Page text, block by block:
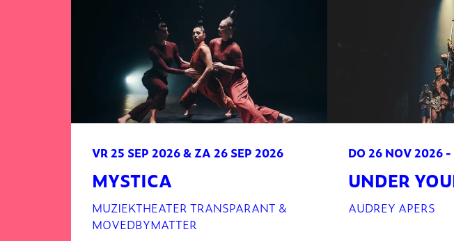
MYSTICA
MUZIEKTHEATER TRANSPARANT &
MOVEDBYMATTER
VR 25 SEP 2026& ZA 26 SEP 2026
UNDER
AUDREY APERS
DO 26 NOV 2026 -